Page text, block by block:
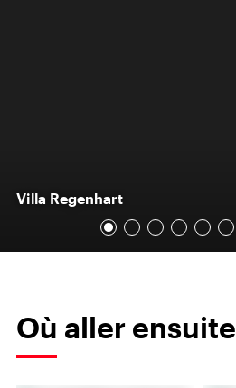
Villa Regenhart
Où aller ensuite